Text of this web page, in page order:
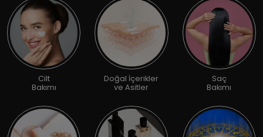
Cilt
Bakımı
Doğal İçerikler
ve Asitler
Saç
Bakımı